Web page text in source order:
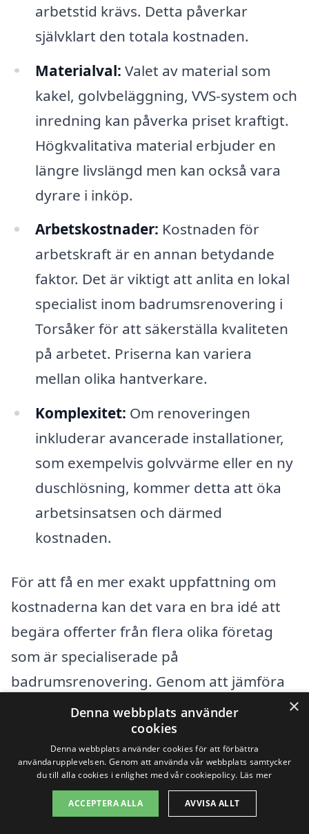
arbetstid krävs. Detta påverkar
självklart den totala kostnaden.
Materialval: Valet av material som
kakel, golvbeläggning, VVS-system och
inredning kan påverka priset kraftigt.
Högkvalitativa material erbjuder en
längre livslängd men kan också vara
dyrare i inköp.
Arbetskostnader: Kostnaden för
arbetskraft är en annan betydande
faktor. Det är viktigt att anlita en lokal
specialist inom badrumsrenovering i
Torsåker för att säkerställa kvaliteten
på arbetet. Priserna kan variera
mellan olika hantverkare.
Komplexitet: Om renoveringen
inkluderar avancerade installationer,
som exempelvis golvvärme eller en ny
duschlösning, kommer detta att öka
arbetsinsatsen och därmed
kostnaden.
För att få en mer exakt uppfattning om
kostnaderna kan det vara en bra idé att
begära offerter från flera olika företag
som är specialiserade på
badrumsrenovering. Genom att jämföra
dessa offerter kan du få en tydligare bild
av prisintervallet och vilka tjänster som
ingår.
Det är också viktigt att tänka på framtida
×
Denna webbplats använder
cookies
Denna webbplats använder cookies för att förbättra
användarupplevelsen. Genom att använda vår webbplats samtycker
du till alla cookies i enlighet med vår cookiepolicy. Läs mer
ACCEPTERA ALLA AVVISA ALLT